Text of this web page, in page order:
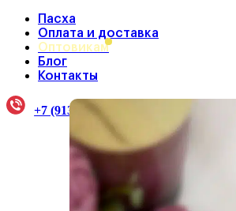
Пасха
Оплата и доставка
Оптовикам
Блог
Контакты
+7 (913) 922-33-38